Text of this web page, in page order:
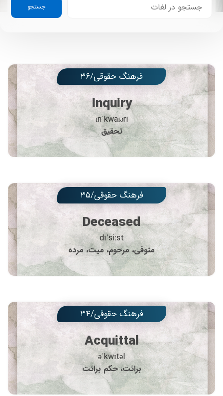
جستجو
فرهنگ حقوقی/۳۶
Inquiry
ɪnˈkwaɪəri
تحقیق
فرهنگ حقوقی/۳۵
Deceased
dɪˈsiːst
متوفی، مرحوم، میت، مرده
فرهنگ حقوقی/۳۴
Acquittal
əˈkwɪtəl
برائت، حکم برائت